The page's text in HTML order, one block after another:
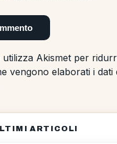
utilizza Akismet per
vengono elaborati i dati
ARTICOLI